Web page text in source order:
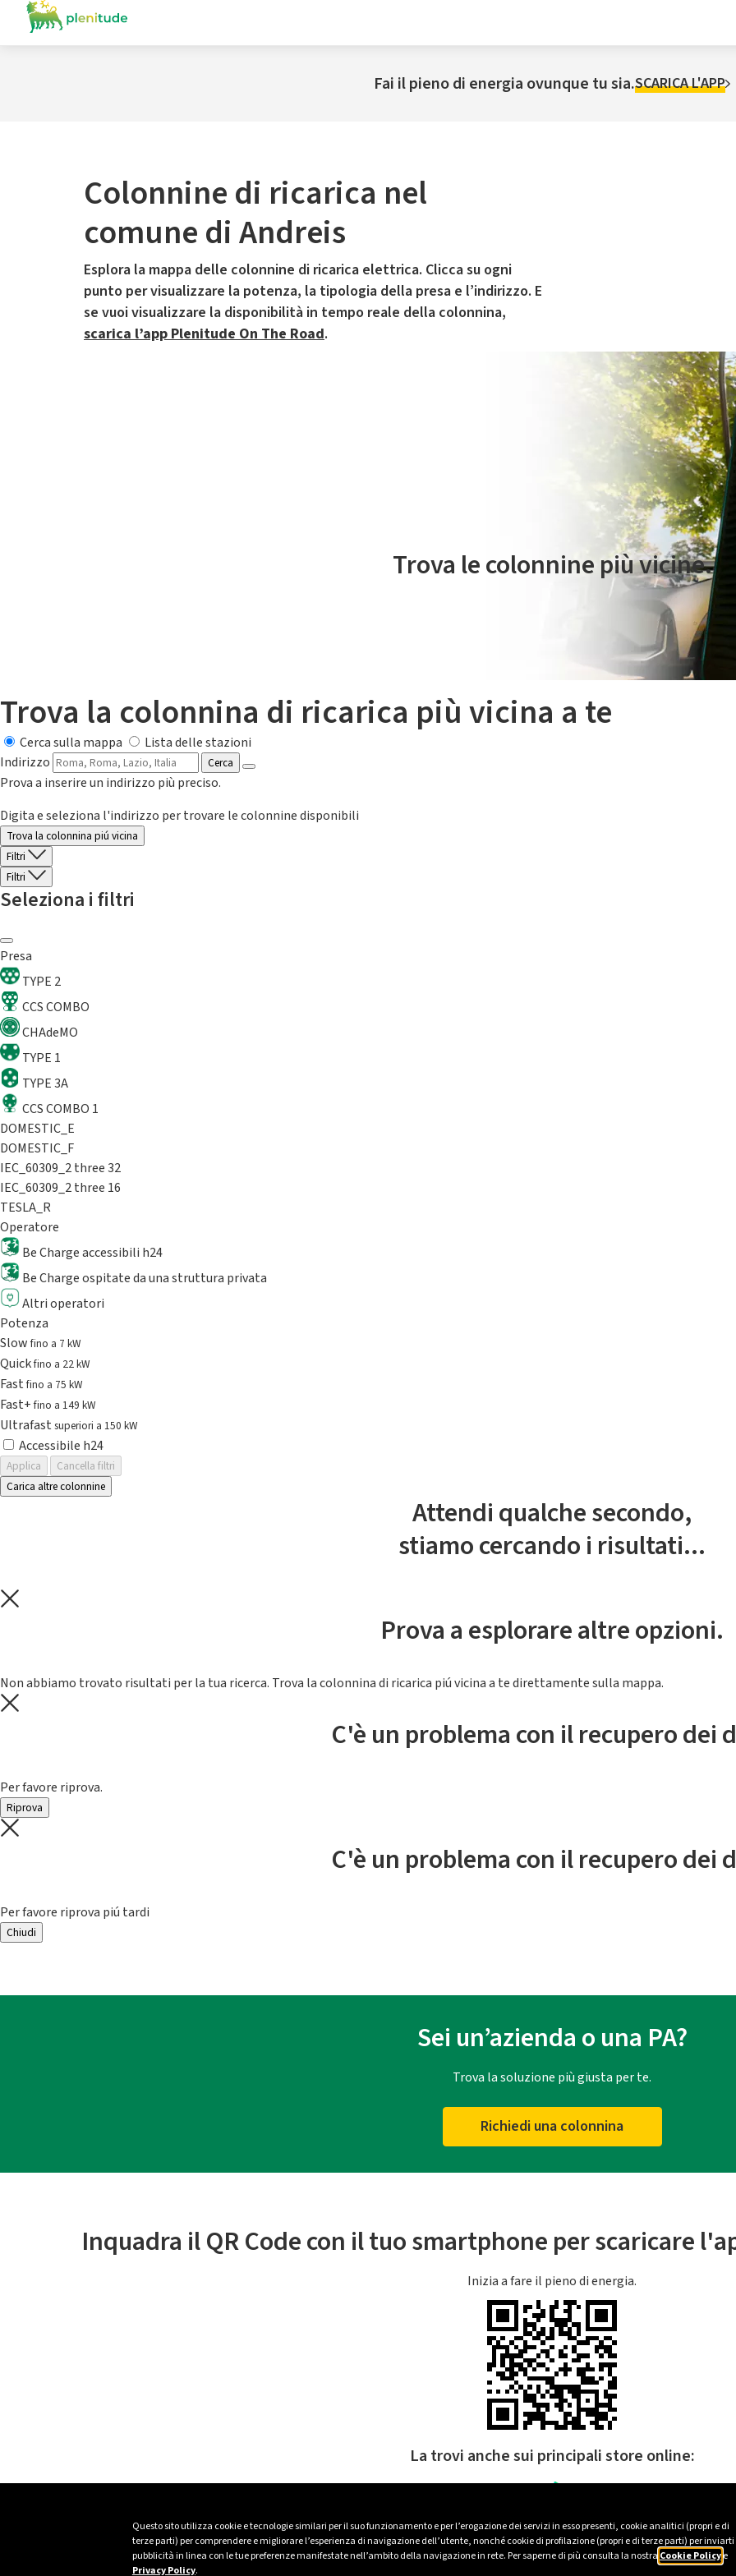
Questo sito utilizza cookie e tecnologie similari per il suo funzionamento e per l’erogazione dei servizi in esso presenti, cookie analitici (propri e di
terze parti) per comprendere e migliorare l’esperienza di navigazione dell’utente, nonché cookie di profilazione (propri e di terze parti) per inviarti
pubblicità in linea con le tue preferenze manifestate nell’ambito della navigazione in rete. Per saperne di più consulta la nostra Cookie Policye
Privacy Policy.
Fai il pieno di energia ovunque tu sia.SCARICA L'APP
Colonnine di ricarica nel
comune di Andreis
Esplora la mappa delle colonnine di ricarica elettrica. Clicca su ogni
punto per visualizzare la potenza, la tipologia della presa e l’indirizzo. E
se vuoi visualizzare la disponibilità in tempo reale della colonnina,
scarica l’app Plenitude On The Road.
Il servizio di mobilità elettrica è gestito da Plenitude On The Road
Trova le colonnine più vicine.
Trova la colonnina di ricarica più vicina a te
Cerca sulla mappa
Lista delle stazioni
Indirizzo
Cerca
Prova a inserire un indirizzo più preciso.
Digita e seleziona l'indirizzo per trovare le colonnine disponibili
Trova la colonnina piú vicina
Filtri
Filtri
Seleziona i filtri
Presa
TYPE 2
CCS COMBO
CHAdeMO
TYPE 1
TYPE 3A
CCS COMBO 1
DOMESTIC_E
DOMESTIC_F
IEC_60309_2 three 32
IEC_60309_2 three 16
TESLA_R
Operatore
Be Charge accessibili h24
Be Charge ospitate da una struttura privata
Altri operatori
Potenza
Slowfino a 7 kW
Quickfino a 22 kW
Fastfino a 75 kW
Fast+fino a 149 kW
Ultrafast superiori a 150 kW
Accessibile h24
Applica
Cancella filtri
Carica altre colonnine
Attendi qualche secondo,
stiamo cercando i risultati...
Prova a esplorare altre opzioni.
Non abbiamo trovato risultati per la tua ricerca. Trova la colonnina di ricarica piú vicina a te direttamente sulla mappa.
C'è un problema con il recupero dei
Per favore riprova.
Riprova
C'è un problema con il recupero dei
Per favore riprova piú tardi
Chiudi
Sei un’azienda o una PA?
Trova la soluzione più giusta per te.
Richiedi una colonnina
Inquadra il QR Code con il tuo smartphone per scaricare
Inizia a fare il pieno di energia.
La trovi anche sui principali store online: